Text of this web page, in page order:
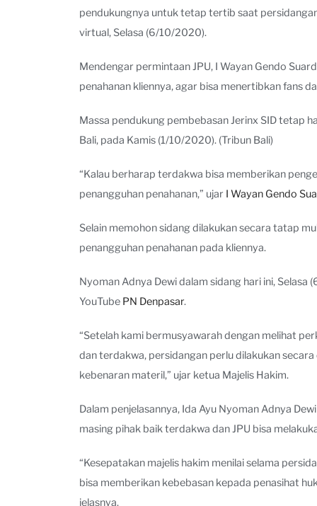
pendukungnya untuk tetap tertib saat
virtual, Selasa (6/10/2020).
Mendengar permintaan JPU, I Wayan Gendo
penahanan kliennya, agar bisa menertibkan fans
Massa pendukung pembebasan Jerinx SID tetap
Bali, pada Kamis (1/10/2020). (Tribun Bali)
“Kalau berharap terdakwa bisa memberikan
penangguhan penahanan,” ujar I Wayan Gendo
Selain memohon sidang dilakukan secara tatap
penangguhan penahanan pada kliennya.
Nyoman Adnya Dewi dalam sidang hari ini,
YouTube PN Denpasar.
“Setelah kami bermusyawarah dengan melihat
dan terdakwa, persidangan perlu dilakukan
kebenaran materil,” ujar ketua Majelis Hakim.
Dalam penjelasannya, Ida Ayu Nyoman Adnya
masing pihak baik terdakwa dan JPU bisa
“Kesepatakan majelis hakim menilai selama
bisa memberikan kebebasan kepada penasihat
jelasnya.